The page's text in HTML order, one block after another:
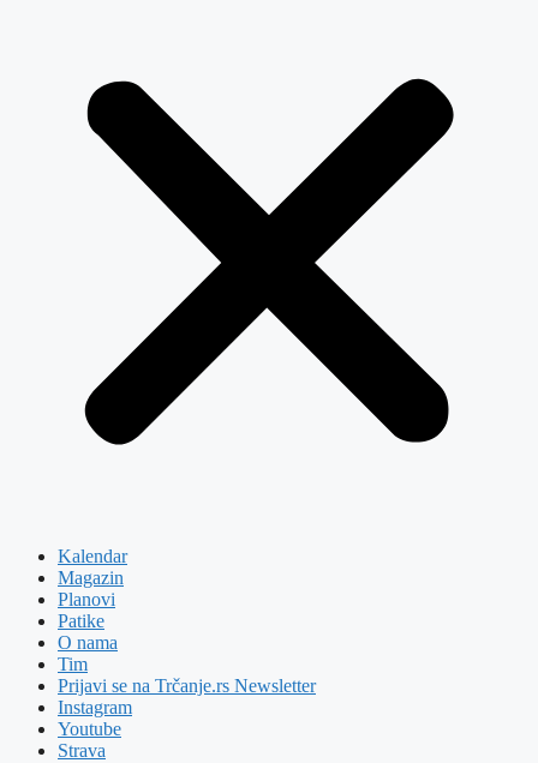
Kalendar
Magazin
Planovi
Patike
O nama
Tim
Prijavi se na Trčanje.rs Newsletter
Instagram
Youtube
Strava